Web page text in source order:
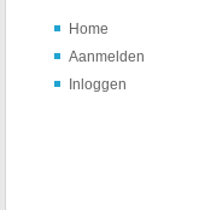
Home
Aanmelden
Inloggen